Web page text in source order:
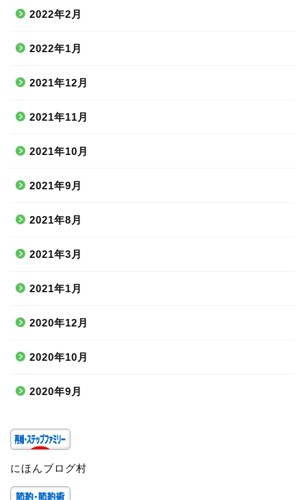
2022年2月
2022年1月
2021年12月
2021年11月
2021年10月
2021年9月
2021年8月
2021年3月
2021年1月
2020年12月
2020年10月
2020年9月
にほんブログ村